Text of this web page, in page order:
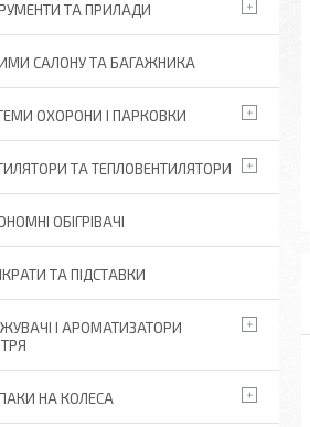
ТА ПРИЛАДИ
САЛОНУ ТА БАГАЖНИКА
ОХОРОНИ І ПАРКОВКИ
ТА ТЕПЛОВЕНТИЛЯТОРИ
ОБІГРІВАЧІ
ТА ПІДСТАВКИ
І АРОМАТИЗАТОРИ
НА КОЛЕСА